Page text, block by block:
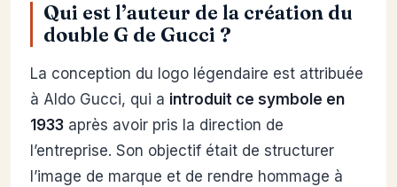
Qui est l’auteur de la création du
double G de Gucci ?
La conception du logo légendaire est attribuée
à Aldo Gucci, qui a introduit ce symbole en
1933 après avoir pris la direction de
l’entreprise. Son objectif était de structurer
l’image de marque et de rendre hommage à